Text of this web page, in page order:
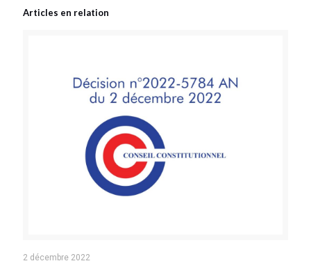
Articles en relation
2 décembre 2022